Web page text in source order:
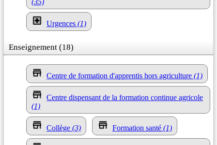
(35)
Urgences (1)
Enseignement (18)
Centre de formation d'apprentis hors agriculture (1)
Centre dispensant de la formation continue agricole
(1)
Collège (3) Formation santé (1)